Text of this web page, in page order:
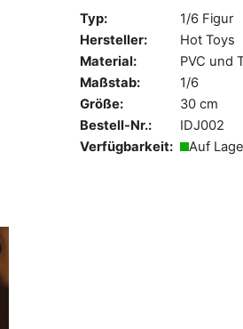
Typ:
1/6 Figur
Hersteller:
Hot Toys
Material:
PVC und
Maßstab:
1/6
Größe:
30 cm
Bestell-Nr.:
IDJ002
Verfügbarkeit:
Auf